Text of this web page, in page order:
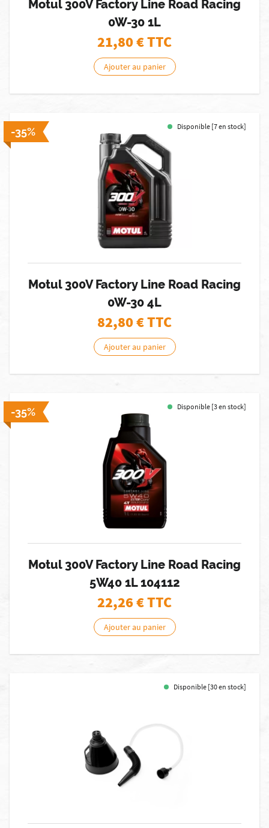
Motul 300V Factory Line Road Racing
0W-30 1L
21,80€ TTC
Ajouter au panier
-35% Disponible [7 en stock]
Motul 300V Factory Line Road Racing
0W-30 4L
82,80€ TTC
Ajouter au panier
-35% Disponible [3 en stock]
Motul 300V Factory Line Road Racing
5W40 1L 104112
22,26€ TTC
Ajouter au panier
Disponible [30 en stock]